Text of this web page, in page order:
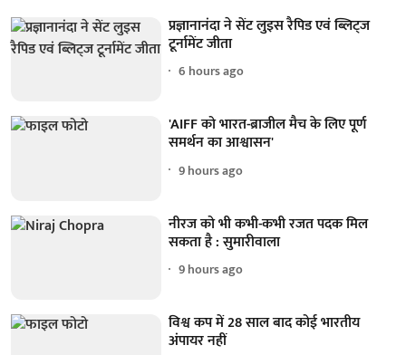
प्रज्ञानानंदा ने सेंट लुइस रैपिड एवं ब्लिट्ज
टूर्नामेंट जीता
6 hours ago
'AIFF को भारत-ब्राजील मैच के लिए पूर्ण
समर्थन का आश्वासन'
9 hours ago
नीरज को भी कभी-कभी रजत पदक मिल
सकता है : सुमारीवाला
9 hours ago
विश्व कप में 28 साल बाद कोई भारतीय
अंपायर नहीं